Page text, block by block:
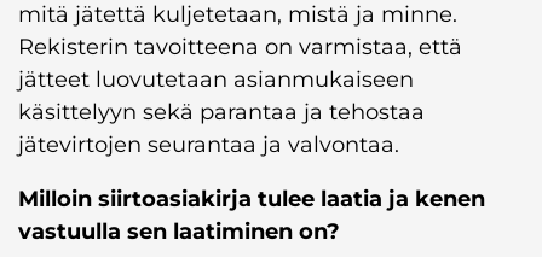
mitä jätettä kuljetetaan, mistä ja minne.
Rekisterin tavoitteena on varmistaa, että
jätteet luovutetaan asianmukaiseen
käsittelyyn sekä parantaa ja tehostaa
jätevirtojen seurantaa ja valvontaa.
Milloin siirtoasiakirja tulee laatia ja kenen
vastuulla sen laatiminen on?